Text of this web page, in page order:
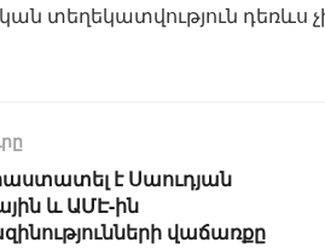
տեղեկատվություն դեռևս
է Սաուդյան
և ԱՄԷ-ին
վաճառքը